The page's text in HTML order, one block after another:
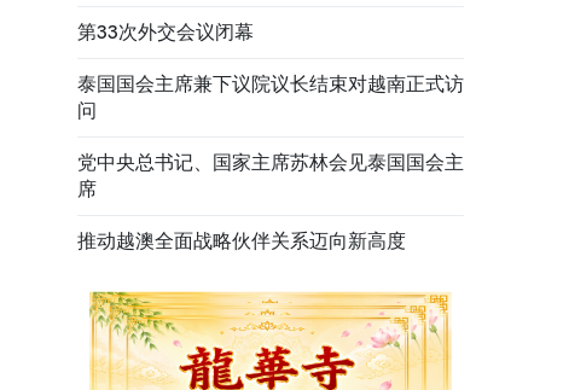
第33次外交会议闭幕
泰国国会主席兼下议院议长结束对越南正式访
问
党中央总书记、国家主席苏林会见泰国国会主
席
推动越澳全面战略伙伴关系迈向新高度